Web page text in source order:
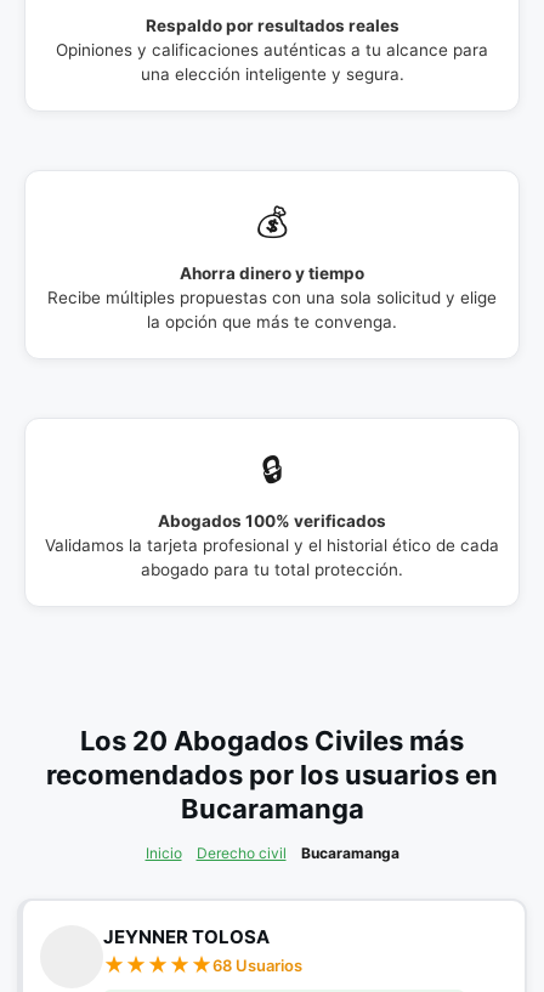
Respaldo por resultados reales
Opiniones y calificaciones auténticas a tu alcance para
una elección inteligente y segura.
💰
Ahorra dinero y tiempo
Recibe múltiples propuestas con una sola solicitud y elige
la opción que más te convenga.
🔒
Abogados 100% verificados
Validamos la tarjeta profesional y el historial ético de cada
abogado para tu total protección.
Los 20 Abogados Civiles más
recomendados por los usuarios en
Bucaramanga
Inicio Derecho civil Bucaramanga
JEYNNER TOLOSA
68 Usuarios